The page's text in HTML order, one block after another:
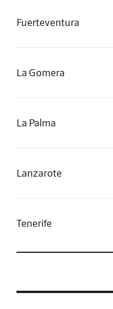
Fuerteventura
La Gomera
La Palma
Lanzarote
Tenerife